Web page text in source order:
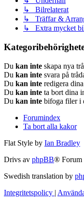
↳ Bilrelaterat
↳ Träffar &
↳ Extra mycket
Du kan inte skapa nya
Du kan inte svara på
Du kan inte redigera
Du kan inte ta bort dina
Du kan inte bifoga filer i
Forumindex
Ta bort alla kakor
Flat Style by Ian Bradley
Drivs av phpBB® Forum
Swedish translation by
Integritetspolicy |